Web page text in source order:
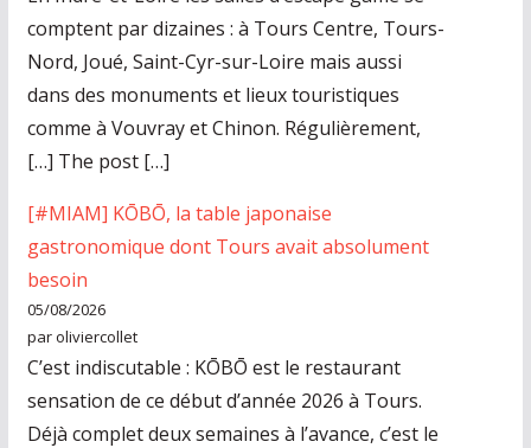
comptent par dizaines : à Tours Centre, Tours-
Nord, Joué, Saint-Cyr-sur-Loire mais aussi
dans des monuments et lieux touristiques
comme à Vouvray et Chinon. Régulièrement,
[…] The post […]
[#MIAM] KŌBŌ, la table japonaise
gastronomique dont Tours avait absolument
besoin
05/08/2026
par oliviercollet
C’est indiscutable : KŌBŌ est le restaurant
sensation de ce début d’année 2026 à Tours.
Déjà complet deux semaines à l’avance, c’est le